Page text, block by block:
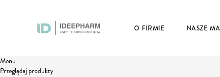
O FIRMIE NASZE
Menu
Przeglądaj produkty